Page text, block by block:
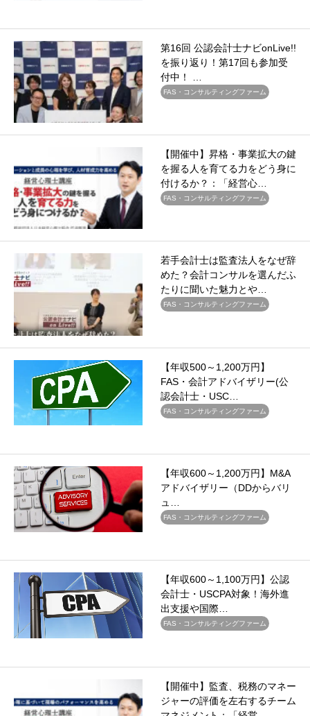
第16回 公認会計士ナビonLive!!
を振り返り！第17回も参加受
付中！ …
FAS・コンサルティングファーム
【開催中】昇格・事業拡大の鍵
を握る人を育てる力をどう身に
付けるか？：「経営心…
FAS・コンサルティングファーム
若手会計士は監査法人をなぜ辞
めた？会計コンサルを選んだふ
たりに聞いた魅力とや…
FAS・コンサルティングファーム
【年収500～1,200万円】
FAS・会計アドバイザリー(公
認会計士・USC…
FAS・コンサルティングファーム
【年収600～1,200万円】M&A
アドバイザリー（DDからバリ
ュ…
FAS・コンサルティングファーム
【年収600～1,100万円】公認
会計士・USCPA対象！海外進
出支援や国際…
FAS・コンサルティングファーム
【開催中】監査、税務のマネー
ジャーの評価を左右するチーム